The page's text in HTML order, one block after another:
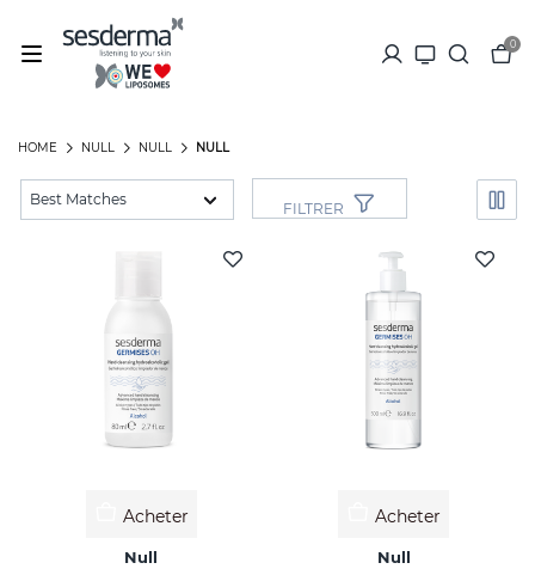
0
NULL
NULL
NULL
HOME
FILTRER
Acheter
Null
Acheter
Null